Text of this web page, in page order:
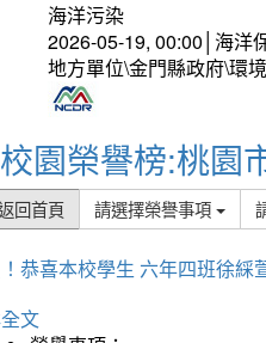
海洋污染
2026-05-19, 00:00│海洋
地方單位\金門縣政府\環
校園榮譽榜:桃園
回首頁 請選擇榮譽事項
恭喜本校學生 六年四班徐綵
文